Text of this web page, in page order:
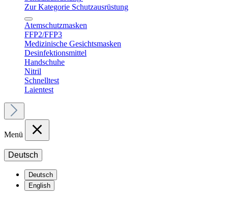
Zur Kategorie Schutzausrüstung
Atemschutzmasken
FFP2/FFP3
Medizinische Gesichtsmasken
Desinfektionsmittel
Handschuhe
Nitril
Schnelltest
Laientest
Menü
Deutsch
Deutsch
English